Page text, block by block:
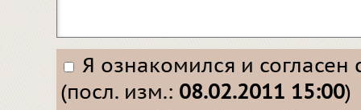
Я ознакомился и согласен
(посл. изм.: 08.02.2011 15:00)